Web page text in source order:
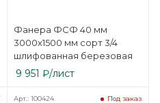
Фанера ФСФ 40 мм
3000х1500 мм сорт 3/4
шлифованная березовая
9 951 ₽/лист
Под заказ
Арт.: 100424